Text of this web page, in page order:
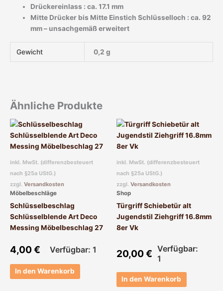
Drückereinlass : ca. 17.1 mm
Mitte Drücker bis Mitte Einstich Schlüsselloch : ca. 92
mm – unsachgemäß erweitert
Gewicht 0,2 g
Ähnliche Produkte
inkl. MwSt. (differenzbesteuert
nach §25a UStG.)
zzgl. Versandkosten
Möbelbeschläge
Schlüsselbeschlag
Schlüsselblende Art Deco
Messing Möbelbeschlag 27
4,00€ Verfügbar: 1
In den Warenkorb
inkl. MwSt. (differenzbesteuert
nach §25a UStG.)
zzgl. Versandkosten
Shop
Türgriff Schiebetür alt
Jugendstil Ziehgriff 16.8mm
8er Vk
20,00€ Verfügbar:
1
In den Warenkorb